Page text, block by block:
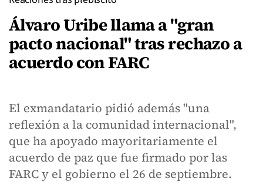
Álvaro Uribe llama a "gran
pacto nacional" tras rechazo a
acuerdo con FARC
El exmandatario pidió además "una
reflexión a la comunidad internacional",
que ha apoyado mayoritariamente el
acuerdo de paz que fue firmado por las
FARC y el gobierno el 26 de septiembre.